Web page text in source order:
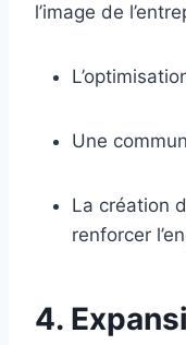
l’image de
Une
La création
renforcer
4.